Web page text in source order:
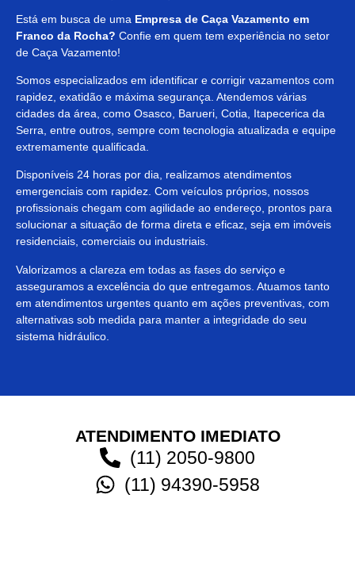
Está em busca de uma Empresa de Caça Vazamento em
Franco da Rocha? Confie em quem tem experiência no setor
de Caça Vazamento!
Somos especializados em identificar e corrigir vazamentos com
rapidez, exatidão e máxima segurança. Atendemos várias
cidades da área, como Osasco, Barueri, Cotia, Itapecerica da
Serra, entre outros, sempre com tecnologia atualizada e equipe
extremamente qualificada.
Disponíveis 24 horas por dia, realizamos atendimentos
emergenciais com rapidez. Com veículos próprios, nossos
profissionais chegam com agilidade ao endereço, prontos para
solucionar a situação de forma direta e eficaz, seja em imóveis
residenciais, comerciais ou industriais.
Valorizamos a clareza em todas as fases do serviço e
asseguramos a excelência do que entregamos. Atuamos tanto
em atendimentos urgentes quanto em ações preventivas, com
alternativas sob medida para manter a integridade do seu
sistema hidráulico.
ATENDIMENTO IMEDIATO
(11) 2050-9800
(11) 94390-5958